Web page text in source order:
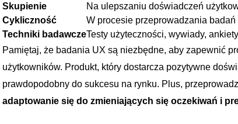
Skupienie
Na ⁤ulepszaniu doświadczeń
Cykliczność
W procesie przeprowadzania badań
Techniki⁣ badawczeTesty ‌użyteczności, ⁤wywiady,
Pamiętaj, że‍ badania UX są niezbędne, aby ⁣zapewnić
użytkowników. Produkt, który⁤ dostarcza ‍pozytywne
prawdopodobny do sukcesu na rynku. ​Plus,
adaptowanie się ⁢do⁤ zmieniających się oczekiwań i‌